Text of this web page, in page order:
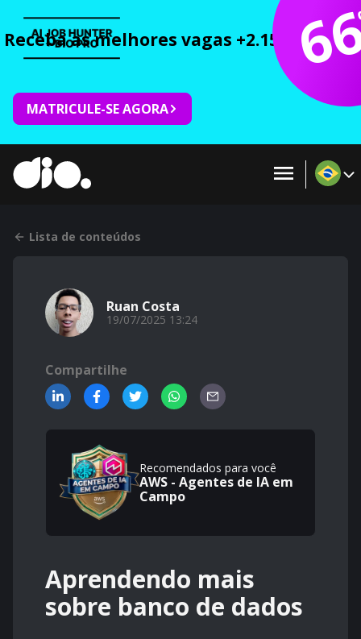
Receba as melhores vagas +2.150 cursos
MATRICULE-SE AGORA
Lista de conteúdos
Ruan Costa
19/07/2025 13:24
Compartilhe
Recomendados para você
AWS - Agentes de IA em
Campo
Aprendendo mais
sobre banco de dados